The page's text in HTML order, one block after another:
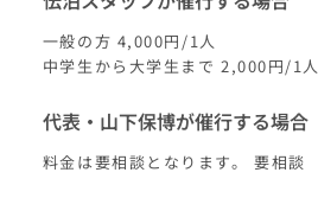
一般の方 4,000円/1人
中学生から大学生まで 2,000円/1人
代表・山下保博が催行する場合
料金は要相談となります。 要相談